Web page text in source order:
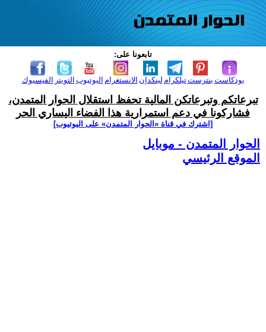
تابعونا على:
الفيسبوك التويتر اليوتيوب الانستغرام لينكدإن تيلكرامبنترست بودكاست
تبرعاتكم وتبرعاتكن المالية تحفظ استقلال الحوار المتمدن،
فشاركونا في دعم استمرارية هذا الفضاء اليساري الحر
[اشترك في قناة ‫«الحوار المتمدن» على اليوتيوب]
الحوار المتمدن - موبايل
الموقع الرئيسي